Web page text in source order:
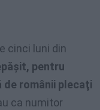
cinci luni din
pentru
de românii plecaţi
ca numitor